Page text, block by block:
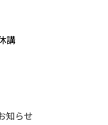
講
知らせ